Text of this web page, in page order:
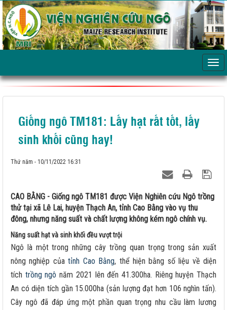
Giống ngô TM181: Lấy hạt rất tốt, lấy
sinh khối cũng hay!
Thứ năm - 10/11/2022 16:31
CAO BẰNG - Giống ngô TM181 được Viện Nghiên cứu Ngô trồng
thử tại xã Lê Lai, huyện Thạch An, tỉnh Cao Bằng vào vụ thu
đông, nhưng năng suất và chất lượng không kém ngô chính vụ.
Năng suất hạt và sinh khối đều vượt trội
Ngô là một trong những cây trồng quan trọng trong sản xuất
nông nghiệp củatỉnh Cao Bằng, thể hiện bằng số liệu về diện
tích trồng ngô năm 2021 lên đến 41.300ha. Riêng huyện Thạch
An có diện tích gần 15.000ha (sản lượng đạt hơn 106 nghìn tấn).
Cây ngô đã đáp ứng một phần quan trọng nhu cầu làm lương